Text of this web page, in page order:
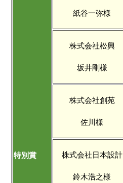
特別賞
紙谷一弥様
株式会社松興
坂井剛様
株式会社創苑
佐川様
株式会社日本設計
鈴木浩之様